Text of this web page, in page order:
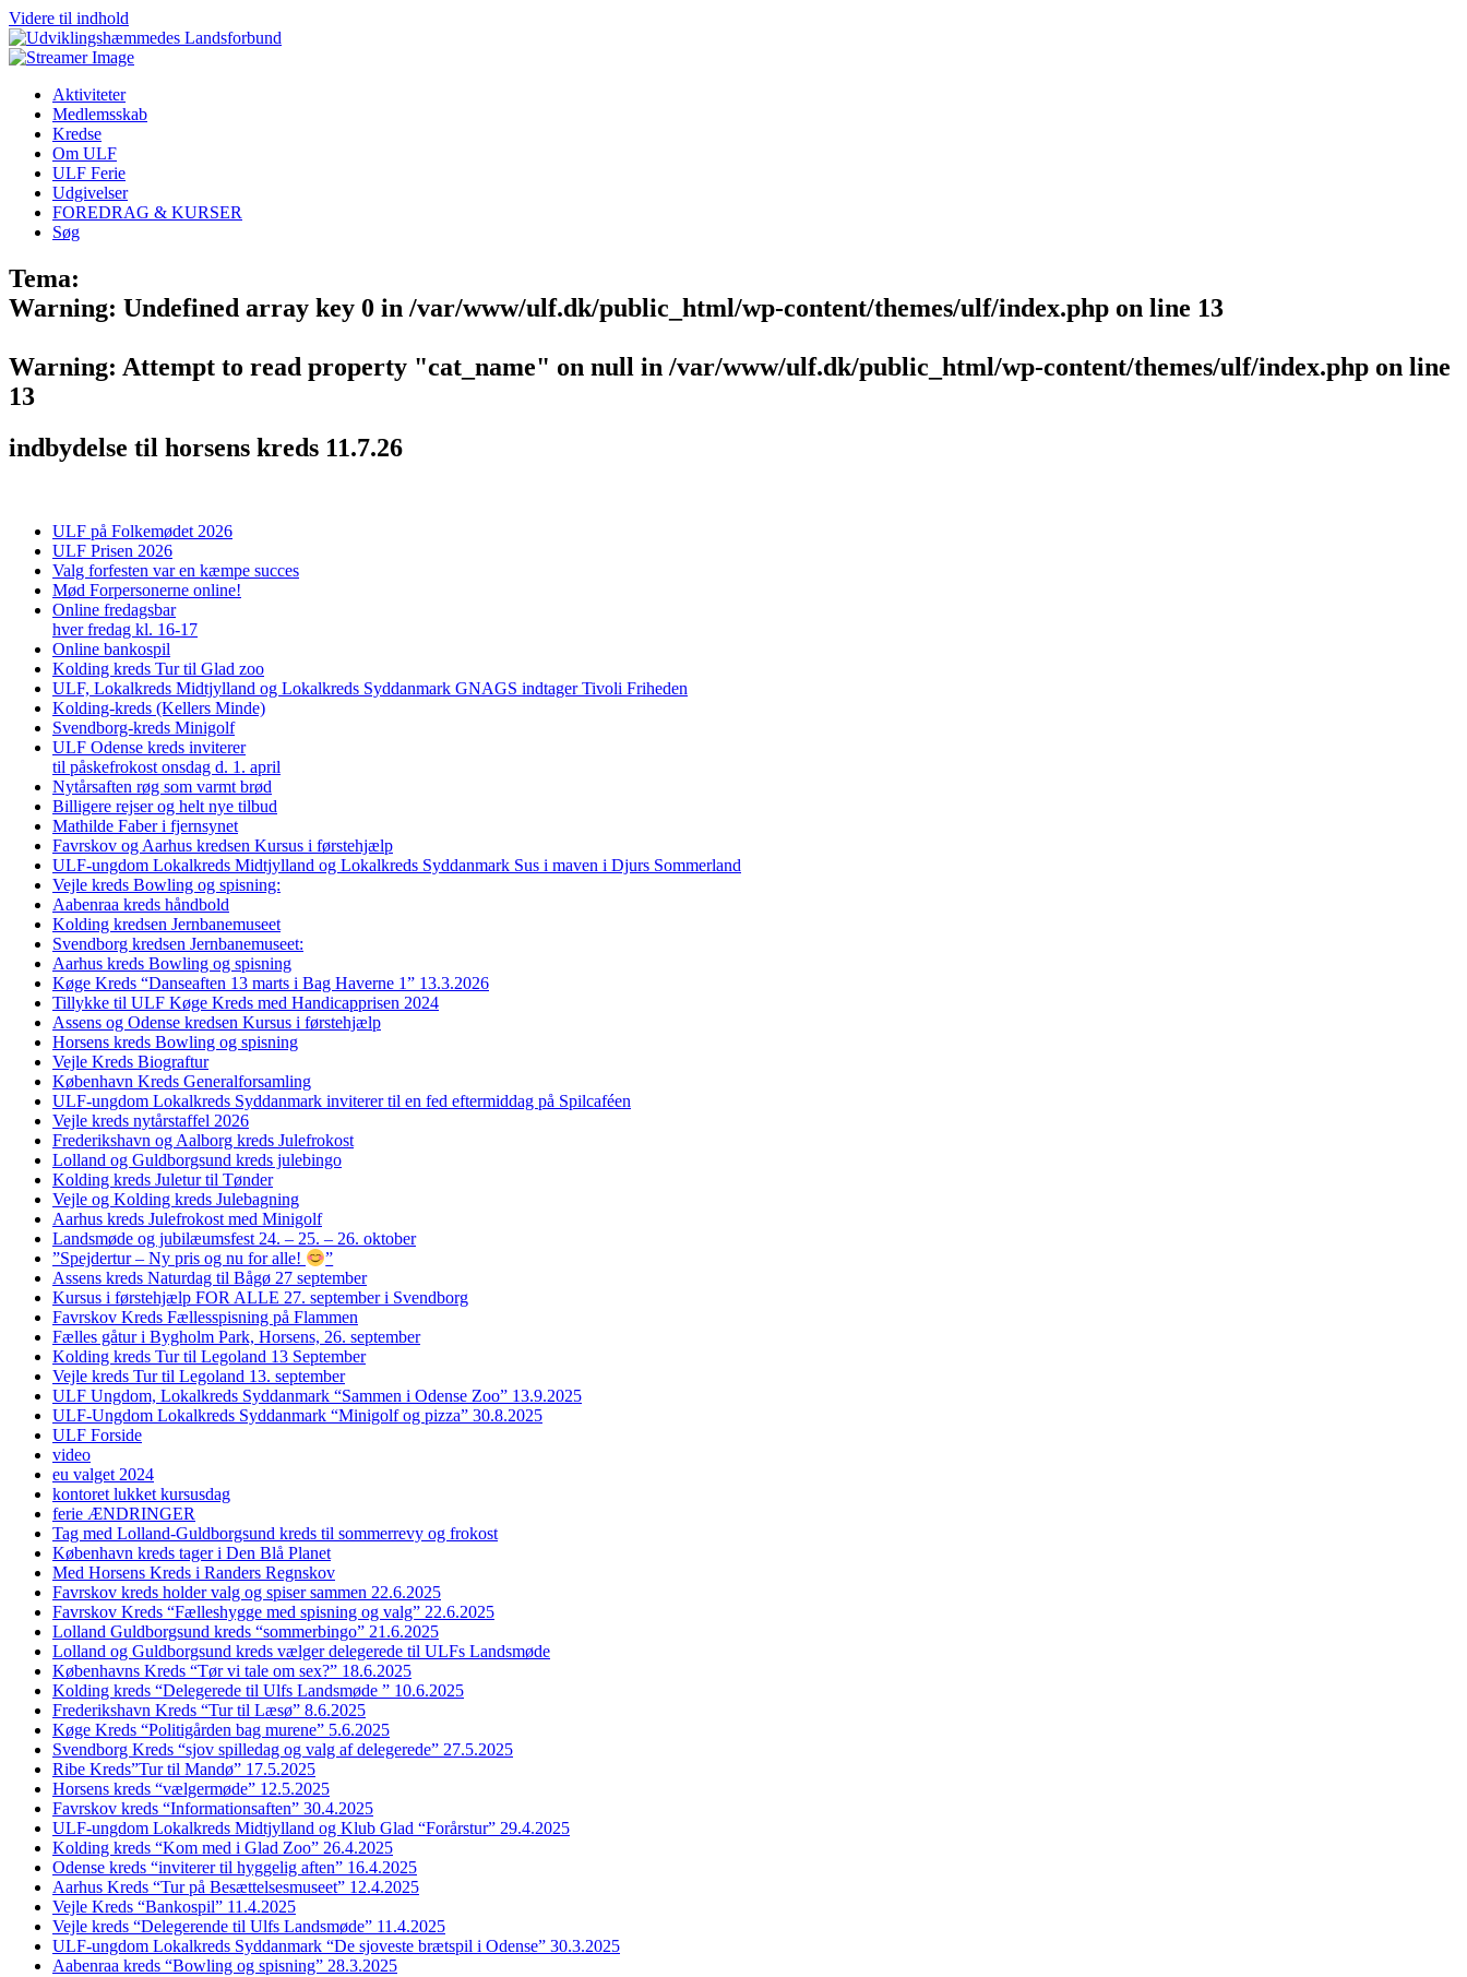
Videre til indhold
Aktiviteter
Medlemsskab
Kredse
Om ULF
ULF Ferie
Udgivelser
FOREDRAG & KURSER
Søg
Tema:
Warning: Undefined array key 0 in /var/www/ulf.dk/public_html/wp-content/themes/ulf/index.php on line 13
Warning: Attempt to read property "cat_name" on null in /var/www/ulf.dk/public_html/wp-content/themes/ulf/index.php on line
13
indbydelse til horsens kreds 11.7.26
ULF på Folkemødet 2026
ULF Prisen 2026
Valg forfesten var en kæmpe succes
Mød Forpersonerne online!
Online fredagsbar
hver fredag kl. 16-17
Online bankospil
Kolding kreds Tur til Glad zoo
ULF, Lokalkreds Midtjylland og Lokalkreds Syddanmark GNAGS indtager Tivoli Friheden
Kolding-kreds (Kellers Minde)
Svendborg-kreds Minigolf
ULF Odense kreds inviterer
til påskefrokost onsdag d. 1. april
Nytårsaften røg som varmt brød
Billigere rejser og helt nye tilbud
Mathilde Faber i fjernsynet
Favrskov og Aarhus kredsen Kursus i førstehjælp
ULF-ungdom Lokalkreds Midtjylland og Lokalkreds Syddanmark Sus i maven i Djurs Sommerland
Vejle kreds Bowling og spisning:
Aabenraa kreds håndbold
Kolding kredsen Jernbanemuseet
Svendborg kredsen Jernbanemuseet:
Aarhus kreds Bowling og spisning
Køge Kreds “Danseaften 13 marts i Bag Haverne 1” 13.3.2026
Tillykke til ULF Køge Kreds med Handicapprisen 2024
Assens og Odense kredsen Kursus i førstehjælp
Horsens kreds Bowling og spisning
Vejle Kreds Biograftur
København Kreds Generalforsamling
ULF-ungdom Lokalkreds Syddanmark inviterer til en fed eftermiddag på Spilcaféen
Vejle kreds nytårstaffel 2026
Frederikshavn og Aalborg kreds Julefrokost
Lolland og Guldborgsund kreds julebingo
Kolding kreds Juletur til Tønder
Vejle og Kolding kreds Julebagning
Aarhus kreds Julefrokost med Minigolf
Landsmøde og jubilæumsfest 24. – 25. – 26. oktober
”Spejdertur – Ny pris og nu for alle!
”
Assens kreds Naturdag til Bågø 27 september
Kursus i førstehjælp FOR ALLE 27. september i Svendborg
Favrskov Kreds Fællesspisning på Flammen
Fælles gåtur i Bygholm Park, Horsens, 26. september
Kolding kreds Tur til Legoland 13 September
Vejle kreds Tur til Legoland 13. september
ULF Ungdom, Lokalkreds Syddanmark “Sammen i Odense Zoo” 13.9.2025
ULF-Ungdom Lokalkreds Syddanmark “Minigolf og pizza” 30.8.2025
ULF Forside
video
eu valget 2024
kontoret lukket kursusdag
ferie ÆNDRINGER
Tag med Lolland-Guldborgsund kreds til sommerrevy og frokost
København kreds tager i Den Blå Planet
Med Horsens Kreds i Randers Regnskov
Favrskov kreds holder valg og spiser sammen 22.6.2025
Favrskov Kreds “Fælleshygge med spisning og valg” 22.6.2025
Lolland Guldborgsund kreds “sommerbingo” 21.6.2025
Lolland og Guldborgsund kreds vælger delegerede til ULFs Landsmøde
Københavns Kreds “Tør vi tale om sex?” 18.6.2025
Kolding kreds “Delegerede til Ulfs Landsmøde ” 10.6.2025
Frederikshavn Kreds “Tur til Læsø” 8.6.2025
Køge Kreds “Politigården bag murene” 5.6.2025
Svendborg Kreds “sjov spilledag og valg af delegerede” 27.5.2025
Ribe Kreds”Tur til Mandø” 17.5.2025
Horsens kreds “vælgermøde” 12.5.2025
Favrskov kreds “Informationsaften” 30.4.2025
ULF-ungdom Lokalkreds Midtjylland og Klub Glad “Forårstur” 29.4.2025
Kolding kreds “Kom med i Glad Zoo” 26.4.2025
Odense kreds “inviterer til hyggelig aften” 16.4.2025
Aarhus Kreds “Tur på Besættelsesmuseet” 12.4.2025
Vejle Kreds “Bankospil” 11.4.2025
Vejle kreds “Delegerende til Ulfs Landsmøde” 11.4.2025
ULF-ungdom Lokalkreds Syddanmark “De sjoveste brætspil i Odense” 30.3.2025
Aabenraa kreds “Bowling og spisning” 28.3.2025